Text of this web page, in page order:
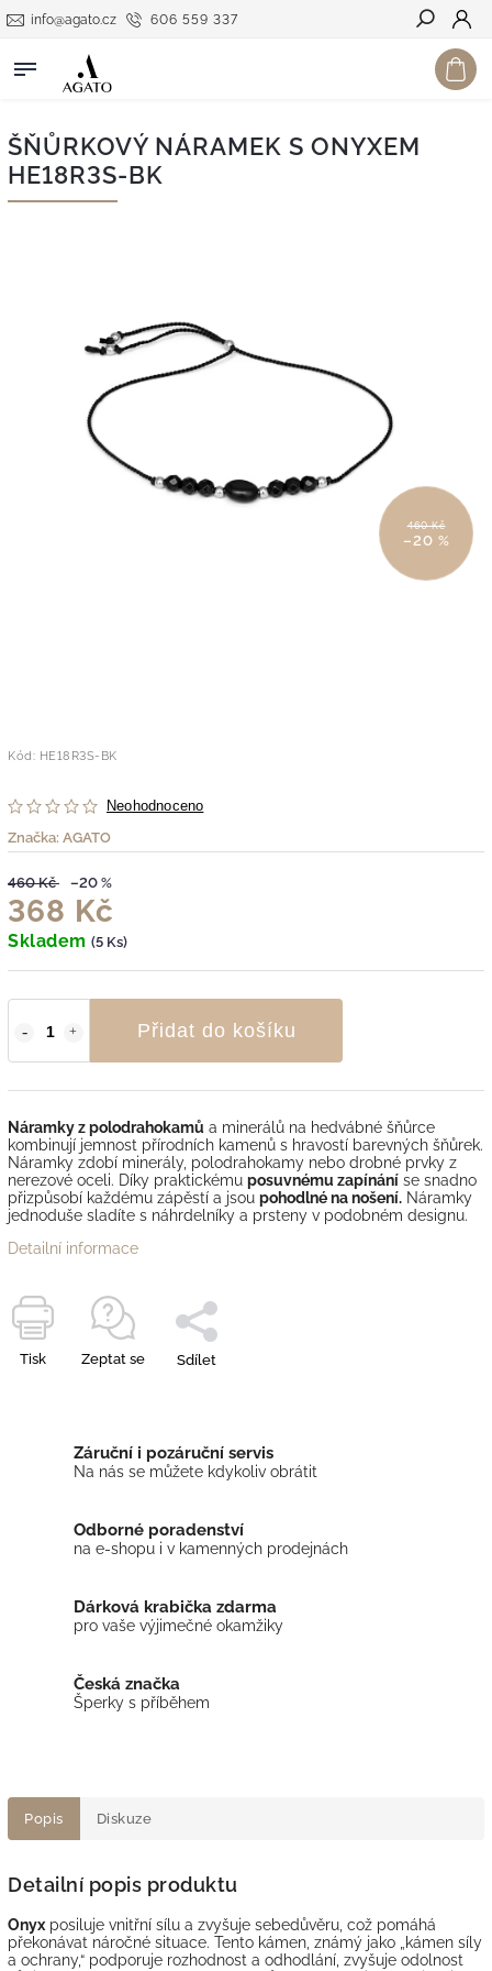
606 559 337
info@agato.cz
Hledat
ŠŇŮRKOVÝ NÁRAMEK S ONYXEM
HE18R3S-BK
460 Kč
–20 %
Kód: HE18R3S-BK
Neohodnoceno
Značka: AGATO
460 Kč –20 %
368 Kč
Skladem (5 Ks)
Přidat do košíku
Náramky z polodrahokamů a minerálů na hedvábné šňůrce
kombinují jemnost přírodních kamenů s hravostí barevných šňůrek.
Náramky zdobí minerály, polodrahokamy nebo drobné prvky z
nerezové oceli. Díky praktickému posuvnému zapínání se snadno
přizpůsobí každému zápěstí a jsou pohodlné na nošení. Náramky
jednoduše sladíte s náhrdelníky a prsteny v podobném designu.
Detailní informace
Tisk Zeptat se Sdílet
Záruční i pozáruční servis
Na nás se můžete kdykoliv obrátit
Odborné poradenství
na e-shopu i v kamenných prodejnách
Dárková krabička zdarma
pro vaše výjimečné okamžiky
Česká značka
Šperky s příběhem
Popis Diskuze
Detailní popis produktu
Onyx posiluje vnitřní sílu a zvyšuje sebedůvěru, což pomáhá
překonávat náročné situace. Tento kámen, známý jako „kámen síly
a ochrany,“ podporuje rozhodnost a odhodlání, zvyšuje odolnost